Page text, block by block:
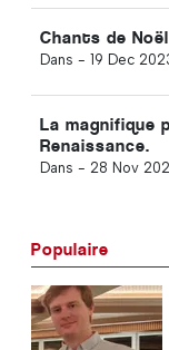
Chants de
Dans - 19 Dec
La magnifique
Renaissance.
Dans - 28 Nov
Populaire